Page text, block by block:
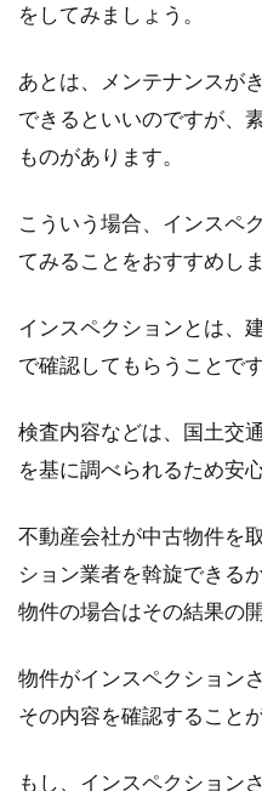
をしてみましょう。
あとは、メンテナンスが
できるといいのですが、
ものがあります。
こういう場合、インスペ
てみることをおすすめしま
インスペクションとは、
で確認してもらうことです
検査内容などは、国土交
を基に調べられるため安
不動産会社が中古物件を
ション業者を斡旋できる
物件の場合はその結果の
物件がインスペクション
その内容を確認すること
もし、インスペクション